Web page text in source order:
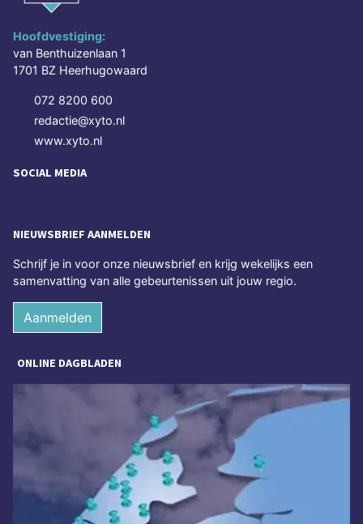
Hoofdvestiging:
van Benthuizenlaan 1
1701 BZ Heerhugowaard
072 8200 600
redactie@xyto.nl
www.xyto.nl
SOCIAL MEDIA
NIEUWSBRIEF AANMELDEN
Schrijf je in voor onze nieuwsbrief en krijg wekelijks een
samenvatting van alle gebeurtenissen uit jouw regio.
Aanmelden
ONLINE DAGBLADEN